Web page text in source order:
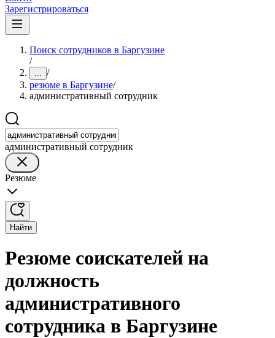
Зарегистрироваться
Поиск сотрудников в Баргузине
/
... /
резюме в Баргузине/
административный сотрудник
административный сотрудник
Резюме
Найти
Резюме соискателей на
должность
административного
сотрудника в Баргузине